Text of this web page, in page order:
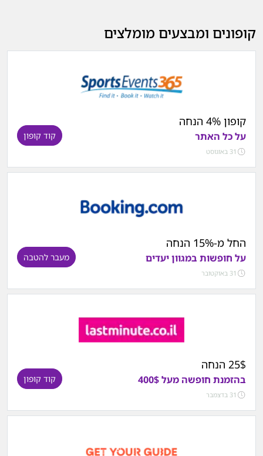
קופונים ומבצעים מומלצים
קופון 4% הנחה
על כל האתר
31 באוגוסט
קוד קופון
החל מ-15% הנחה
על חופשות במגוון יעדים
31 באוקטובר
מעבר להטבה
25$ הנחה
בהזמנת חופשה מעל 400$
31 בדצמבר
קוד קופון